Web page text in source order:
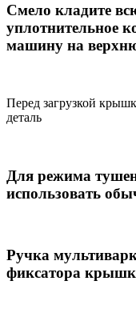
Смело кладите
уплотнительное
машину на
Перед загрузкой
деталь
Для режима
использовать
Ручка
фиксатора